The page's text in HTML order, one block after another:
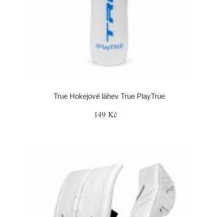
True Hokejové láhev True PlayTrue
149 Kč